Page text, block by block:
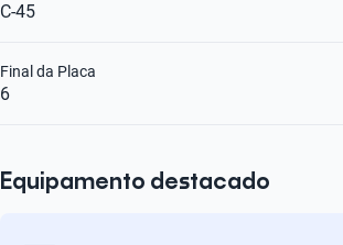
C-45
6
Final da Placa
Equipamento destacado